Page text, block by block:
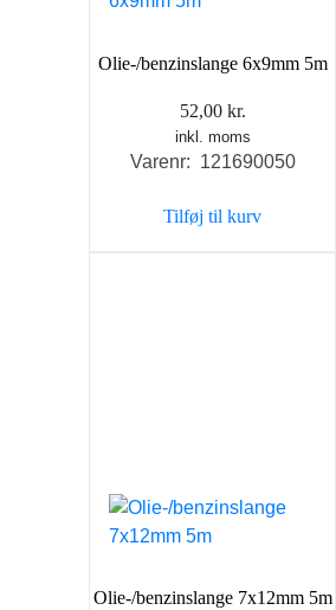
Olie-/benzinslange 6x9mm 5m
52,00 kr.
inkl. moms
Varenr: 121690050
Tilføj til kurv
Olie-/benzinslange 7x12mm 5m